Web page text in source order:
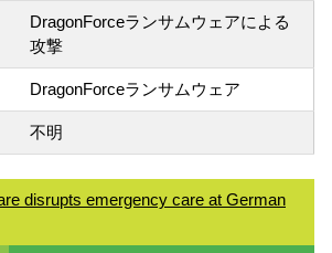
DragonForceランサムウェアによる
攻撃
DragonForceランサムウェア
不明
disrupts emergency care at German